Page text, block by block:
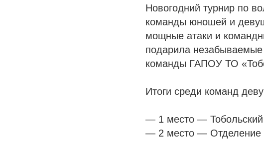
Новогодний турнир по
команды юношей и
мощные атаки и
подарила
команды ГАПОУ ТО
Итоги среди команд
— 1 место —
— 2 место — Отделение